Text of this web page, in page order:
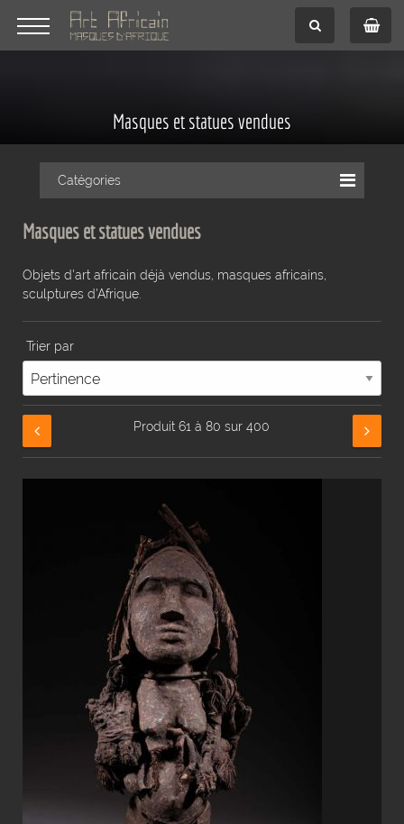
Masques et statues vendues
Catégories
Masques et statues vendues
Objets d'art africain déjà vendus, masques africains,
sculptures d'Afrique.
Trier par
Produit 61 à 80 sur 400